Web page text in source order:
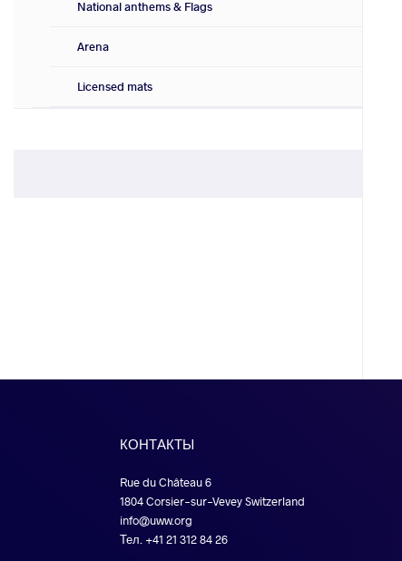
National anthems & Flags
Arena
Licensed mats
КОНТАКТЫ
Rue du Château 6
1804 Corsier-sur-Vevey Switzerland
info@uww.org
Тел. +41 21 312 84 26